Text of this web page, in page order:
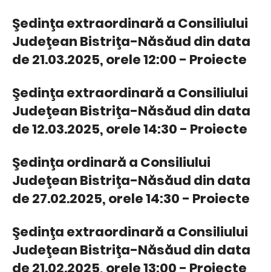
Şedinţa extraordinară a Consiliului
Judeţean Bistriţa-Năsăud din data
de 21.03.2025, orele 12:00 - Proiecte
Şedinţa extraordinară a Consiliului
Judeţean Bistriţa-Năsăud din data
de 12.03.2025, orele 14:30 - Proiecte
Şedinţa ordinară a Consiliului
Judeţean Bistriţa-Năsăud din data
de 27.02.2025, orele 14:30 - Proiecte
Şedinţa extraordinară a Consiliului
Judeţean Bistriţa-Năsăud din data
de 21.02.2025, orele 13:00 - Proiecte